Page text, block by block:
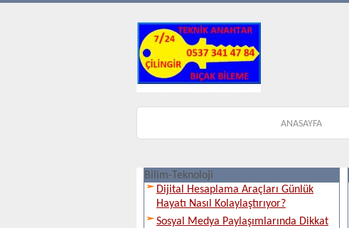
ANASAYFA
Bilim-Teknoloji
Dijital Hesaplama Araçları Günlük
Hayatı Nasıl Kolaylaştırıyor?
Sosyal Medya Paylaşımlarında Dikkat